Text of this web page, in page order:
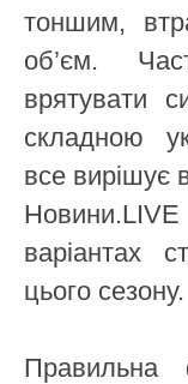
тоншим,
об’єм.
врятувати
складною
все вирішує
варіантах
цього сезону.